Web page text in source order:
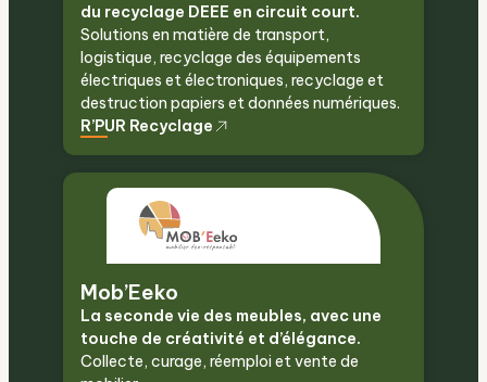
du recyclage DEEE en circuit court.
Solutions en matière de transport,
logistique, recyclage des équipements
électriques et électroniques, recyclage et
destruction papiers et données numériques.
R’PUR Recyclage
Mob’Eeko
La seconde vie des meubles, avec une
touche de créativité et d’élégance.
Collecte, curage, réemploi et vente de